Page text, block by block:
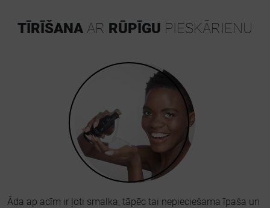
TĪRĪŠANA AR RŪPĪGU PIESKĀRIENU
Āda ap acīm ir ļoti smalka, tāpēc tai nepieciešama īpaša un